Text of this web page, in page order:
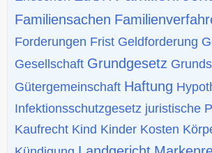
Familiensachen
Forderungen Frist Geldforderung
Gesellschaft Grundgesetz
Gütergemeinschaft Haftung
Infektionsschutzgesetz juristische
Kaufrecht Kind Kinder Kosten